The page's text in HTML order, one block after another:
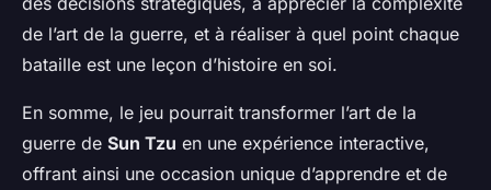
de l’art de la guerre, et à réaliser à quel point chaque
bataille est une leçon d’histoire en soi.
En somme, le jeu pourrait transformer l’art de la
guerre de Sun Tzu en une expérience interactive,
offrant ainsi une occasion unique d’apprendre et de